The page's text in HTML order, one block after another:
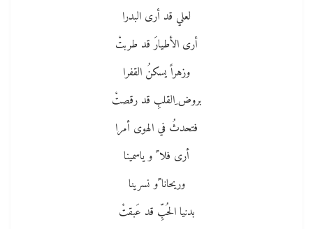
لعلي قد أرى البدرا
أرى الأطيارَ قد طربتْ
وزهراً يسكنُ القفرا
بروض ِالقلبِ قد رقصتْ
فتحدثُ في الهوى أمرا
أرى فلا ً و ياسمينا
وريحانا ًو نسرينا
بدنيا الحُبِّ قد عَبقتْ